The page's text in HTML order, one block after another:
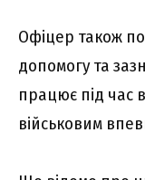
Офіцер також
допомогу та
працює під час
військовим